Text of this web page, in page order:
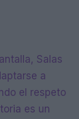
Salas
a
el respeto
es un